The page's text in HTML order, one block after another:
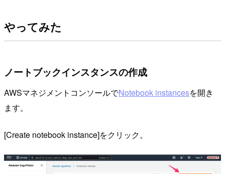
やってみた
ノートブックインスタンスの作成
AWSマネジメントコンソールでNotebook instancesを開き
ます。
[Create notebook instance]をクリック。